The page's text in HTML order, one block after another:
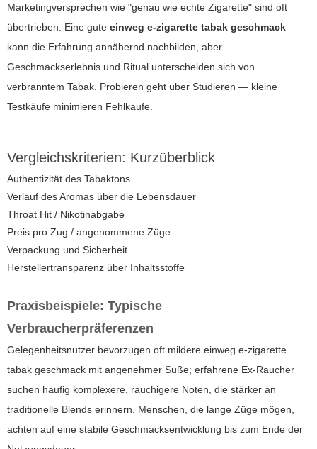
Marketingversprechen wie "genau wie echte Zigarette" sind oft
übertrieben. Eine gute einweg e-zigarette tabak geschmack
kann die Erfahrung annähernd nachbilden, aber
Geschmackserlebnis und Ritual unterscheiden sich von
verbranntem Tabak. Probieren geht über Studieren — kleine
Testkäufe minimieren Fehlkäufe.
Vergleichskriterien: Kurzüberblick
Authentizität des Tabaktons
Verlauf des Aromas über die Lebensdauer
Throat Hit / Nikotinabgabe
Preis pro Zug / angenommene Züge
Verpackung und Sicherheit
Herstellertransparenz über Inhaltsstoffe
Praxisbeispiele: Typische
Verbraucherpräferenzen
Gelegenheitsnutzer bevorzugen oft mildere einweg e-zigarette
tabak geschmack mit angenehmer Süße; erfahrene Ex-Raucher
suchen häufig komplexere, rauchigere Noten, die stärker an
traditionelle Blends erinnern. Menschen, die lange Züge mögen,
achten auf eine stabile Geschmacksentwicklung bis zum Ende der